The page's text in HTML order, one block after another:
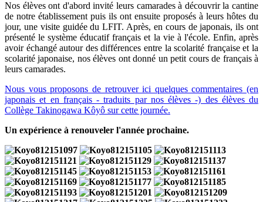
Nos élèves ont d'abord invité leurs camarades à découvrir la cantine
de notre établissement puis ils ont ensuite proposés à leurs hôtes du
jour, une visite guidée du LFIT. Après, en cours de japonais, ils ont
présenté le système éducatif français et la vie à l'école. Enfin, après
avoir échangé autour des différences entre la scolarité française et la
scolarité japonaise, nos élèves ont donné un petit cours de français à
leurs camarades.
Nous vous proposons de retrouver ici quelques commentaires (en
japonais et en français - traduits par nos élèves -) des élèves du
Collège Takinogawa Kôyô sur cette journée.
Un expérience à renouveler l'année prochaine.